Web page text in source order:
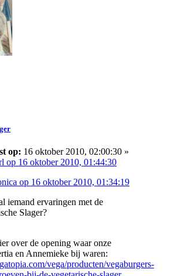
op: 16 oktober 2010, 02:00:30 »
op 16 oktober 2010, 01:44:30
op 16 oktober 2010, 01:34:19
iemand ervaringen met de
Slager?
over de opening waar onze
en Annemieke bij waren:
vega/producten/vegaburgers-